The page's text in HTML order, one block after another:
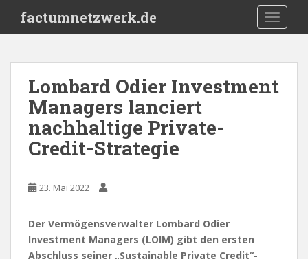
i
factumnetzwerk.de
Lombard Odier Investment
Managers lanciert
nachhaltige Private-
Credit-Strategie
23. Mai 2022
Der Vermögensverwalter Lombard Odier
Investment Managers (LOIM) gibt den ersten
Abschluss seiner „Sustainable Private Credit“-